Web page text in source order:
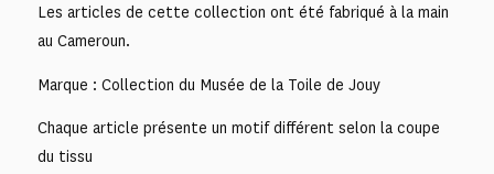
Les articles de cette collection ont été fabriqué à la main
au Cameroun.
Marque : Collection du Musée de la Toile de Jouy
Chaque article présente un motif différent selon la coupe
du tissu